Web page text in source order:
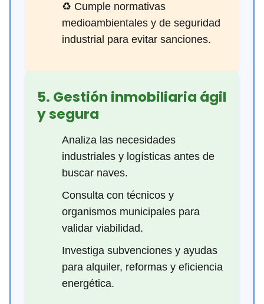
♻️ Cumple normativas
medioambientales y de seguridad
industrial para evitar sanciones.
5. Gestión inmobiliaria ágil
y segura
Analiza las necesidades
industriales y logísticas antes de
buscar naves.
Consulta con técnicos y
organismos municipales para
validar viabilidad.
Investiga subvenciones y ayudas
para alquiler, reformas y eficiencia
energética.